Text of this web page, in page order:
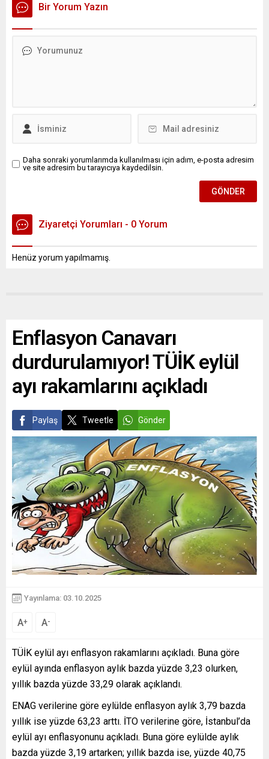
Bir Yorum Yazın
Daha sonraki yorumlarımda kullanılması için adım, e-posta adresim
ve site adresim bu tarayıcıya kaydedilsin.
Ziyaretçi Yorumları - 0 Yorum
Henüz yorum yapılmamış.
Enflasyon Canavarı
durdurulamıyor! TÜİK eylül
ayı rakamlarını açıkladı
Paylaş Tweetle Gönder
Yayınlama: 03.10.2025
A+ A-
TÜİK eylül ayı enflasyon rakamlarını açıkladı. Buna göre
eylül ayında enflasyon aylık bazda yüzde 3,23 olurken,
yıllık bazda yüzde 33,29 olarak açıklandı.
ENAG verilerine göre eylülde enflasyon aylık 3,79 bazda
yıllık ise yüzde 63,23 arttı. İTO verilerine göre, İstanbul’da
eylül ayı enflasyonunu açıkladı. Buna göre eylülde aylık
bazda yüzde 3,19 artarken; yıllık bazda ise, yüzde 40,75